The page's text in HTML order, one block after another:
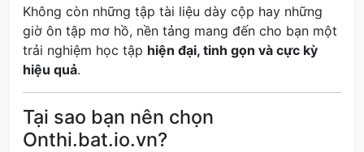
Không còn những tập tài liệu dày cộp hay những
giờ ôn tập mơ hồ, nền tảng mang đến cho bạn một
trải nghiệm học tập hiện đại, tinh gọn và cực kỳ
hiệu quả.
Tại sao bạn nên chọn
Onthi.bat.io.vn?